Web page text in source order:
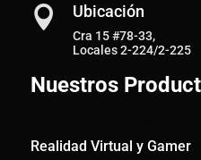
 Ubicación
Cra 15 #78-33,
Locales 2-224/2-225
Nuestros
Realidad Virtual y Gamer